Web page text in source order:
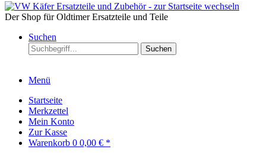
Der Shop für Oldtimer Ersatzteile und Teile
Suchen
Suchen
Menü
Startseite
Merkzettel
Mein Konto
Zur Kasse
Warenkorb 0 0,00 € *